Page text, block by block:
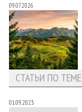
09.07.2026
СТАТЬИ ПО ТЕМЕ
01.09.2023